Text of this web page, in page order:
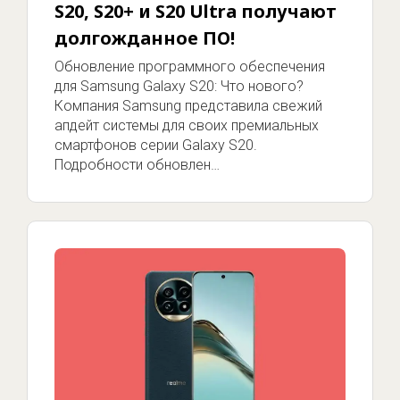
S20, S20+ и S20 Ultra получают
долгожданное ПО!
Обновление программного обеспечения
для Samsung Galaxy S20: Что нового?
Компания Samsung представила свежий
апдейт системы для своих премиальных
смартфонов серии Galaxy S20.
Подробности обновлен…